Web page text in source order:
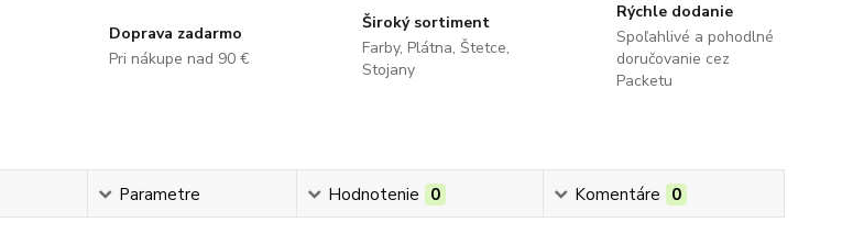
Doprava zadarmo
Pri nákupe nad 90 €
Široký sortiment
Farby, Plátna, Štetce,
Stojany
Rýchle dodanie
Spoľahlivé a pohodlné
doručovanie cez
Packetu
Parametre Hodnotenie 0 Komentáre 0